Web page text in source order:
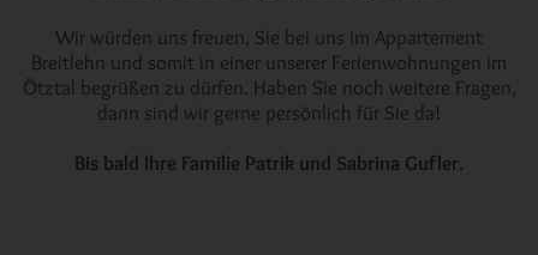
Wir würden uns freuen, Sie bei uns im Appartement
Breitlehn und somit in einer unserer Ferienwohnungen im
Ötztal begrüßen zu dürfen. Haben Sie noch weitere Fragen,
dann sind wir gerne persönlich für Sie da!
Bis bald Ihre Familie Patrik und Sabrina Gufler.